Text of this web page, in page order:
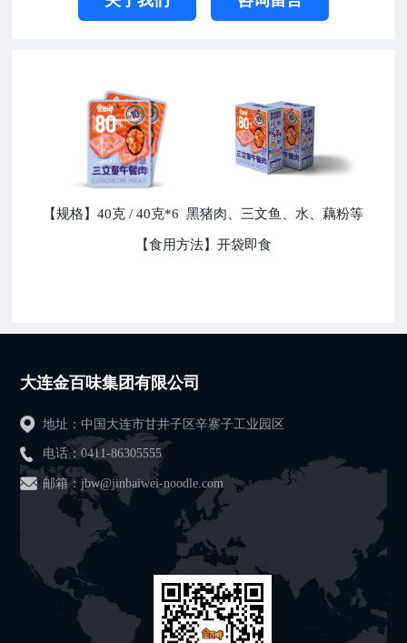
【规格】40克 / 40克*6 黑猪肉、三文鱼、水、藕粉等
【食用方法】开袋即食
大连金百味集团有限公司
地址：中国大连市甘井子区辛寨子工业园区
电话：0411-86305555
邮箱：jbw@jinbaiwei-noodle.com